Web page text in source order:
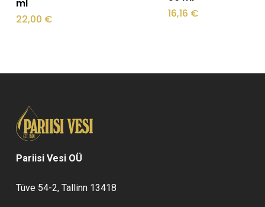
ml
22,00 €
16,16 €
Pariisi Vesi OÜ
Tüve 54-2, Tallinn 13418